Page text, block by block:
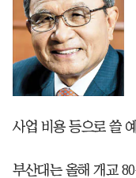
사업 비용 등으로 쓸
부산대는 올해 개교